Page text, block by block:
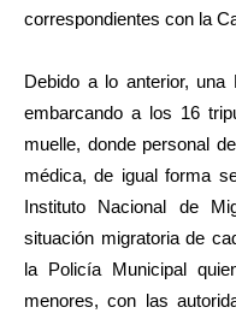
correspondientes con la
Debido a lo anterior, una
embarcando a los 16
muelle, donde personal
médica, de igual forma
Instituto Nacional de
situación migratoria de
la Policía Municipal
menores, con las